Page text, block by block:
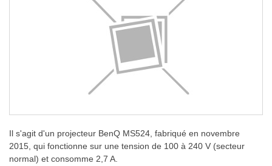
Il s'agit d'un projecteur BenQ MS524, fabriqué en novembre
2015, qui fonctionne sur une tension de 100 à 240 V (secteur
normal) et consomme 2,7 A.